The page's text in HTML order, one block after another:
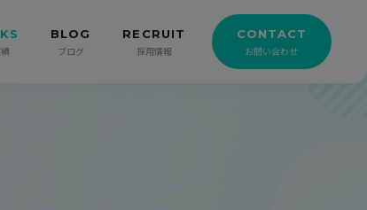
BLOG
ブログ
RECRUIT
採用情報
CONTACT
お問い合わせ